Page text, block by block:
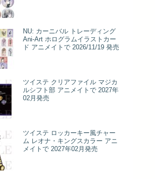
NU: カーニバル トレーディング
Ani-Art ホログラムイラストカー
ド アニメイトで 2026/11/19 発売
ツイステ クリアファイル マジカ
ルシフト部 アニメイトで 2027年
02月発売
ツイステ ロッカーキー風チャー
ム レオナ・キングスカラー アニ
メイトで 2027年02月発売